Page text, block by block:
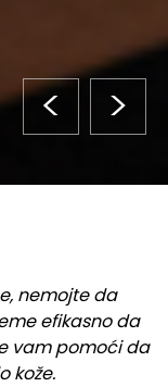
< >
nemojte da
efikasno da
vam pomoći da
kože.